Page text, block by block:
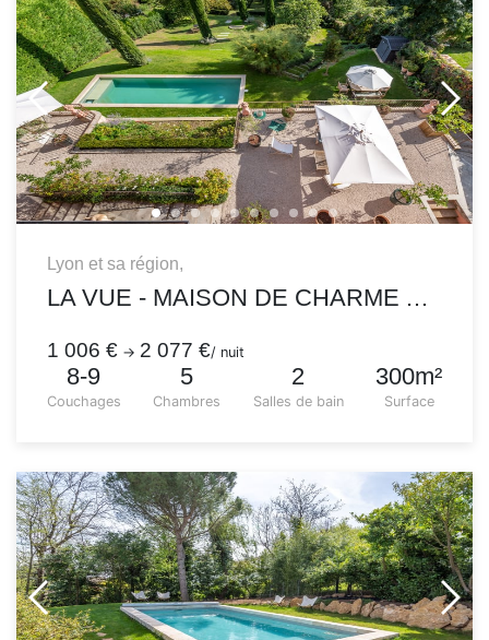
Lyon et sa région,
LA VUE - MAISON DE CHARME AVEC JARDIN PISCINE ET VUE INCROYABLE
1 006 €→ 2 077 €/ nuit
8-9
Couchages
5
Chambres
2
Salles de bain
300m²
Surface